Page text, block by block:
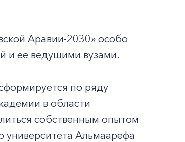
Аравии-2030» особо
и ее ведущими вузами.
по ряду
в области
собственным опытом
университета Альмаарефа